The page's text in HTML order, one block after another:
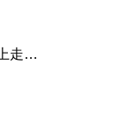
走…